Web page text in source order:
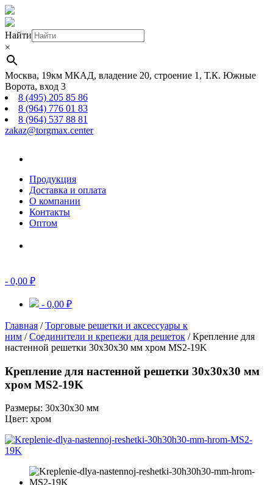
Найти
×
Москва, 19км МКАД, владение 20, строение 1, Т.К. Южные
Ворота, вход 3
8 (495) 205 85 86
8 (964) 776 01 83
8 (964) 537 88 81
zakaz@torgmax.center
Продукция
Доставка и оплата
О компании
Контакты
Оптом
- 0,00 ₽
- 0,00 ₽
Главная /Торговые решетки и аксессуары к
ним /Соединители и крепежи для решеток / Крепление для
настенной решетки 30х30х30 мм хром MS2-19K
Крепление для настенной решетки 30х30х30 мм
хром MS2-19K
Размеры: 30х30х30 мм
Цвет: хром